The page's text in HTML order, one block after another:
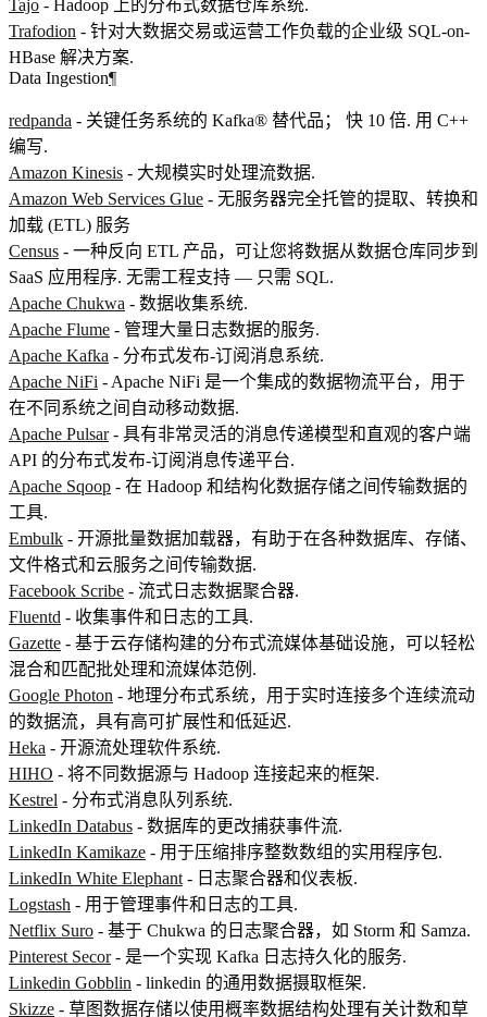
Tajo - Hadoop 上的分布式数据仓库系统.
Trafodion - 针对大数据交易或运营工作负载的企业级 SQL-on-
HBase 解决方案.
Data Ingestion¶
redpanda - 关键任务系统的 Kafka® 替代品； 快 10 倍. 用 C++
编写.
Amazon Kinesis - 大规模实时处理流数据.
Amazon Web Services Glue - 无服务器完全托管的提取、转换和
加载 (ETL) 服务
Census - 一种反向 ETL 产品，可让您将数据从数据仓库同步到
SaaS 应用程序. 无需工程支持 — 只需 SQL.
Apache Chukwa - 数据收集系统.
Apache Flume - 管理大量日志数据的服务.
Apache Kafka - 分布式发布-订阅消息系统.
Apache NiFi - Apache NiFi 是一个集成的数据物流平台，用于
在不同系统之间自动移动数据.
Apache Pulsar- 具有非常灵活的消息传递模型和直观的客户端
API 的分布式发布-订阅消息传递平台.
Apache Sqoop - 在 Hadoop 和结构化数据存储之间传输数据的
工具.
Embulk - 开源批量数据加载器，有助于在各种数据库、存储、
文件格式和云服务之间传输数据.
Facebook Scribe - 流式日志数据聚合器.
Fluentd - 收集事件和日志的工具.
Gazette - 基于云存储构建的分布式流媒体基础设施，可以轻松
混合和匹配批处理和流媒体范例.
Google Photon - 地理分布式系统，用于实时连接多个连续流动
的数据流，具有高可扩展性和低延迟.
Heka - 开源流处理软件系统.
HIHO - 将不同数据源与 Hadoop 连接起来的框架.
Kestrel - 分布式消息队列系统.
LinkedIn Databus - 数据库的更改捕获事件流.
LinkedIn Kamikaze - 用于压缩排序整数数组的实用程序包.
LinkedIn White Elephant - 日志聚合器和仪表板.
Logstash - 用于管理事件和日志的工具.
Netflix Suro - 基于 Chukwa 的日志聚合器，如 Storm 和 Samza.
Pinterest Secor- 是一个实现 Kafka 日志持久化的服务.
Linkedin Gobblin - linkedin 的通用数据摄取框架.
Skizze - 草图数据存储以使用概率数据结构处理有关计数和草